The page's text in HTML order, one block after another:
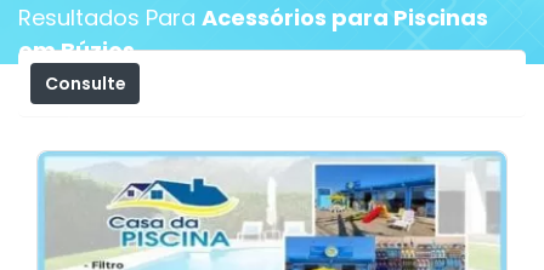
Resultados Para Acessórios para Piscinas
em Búzios
Consulte